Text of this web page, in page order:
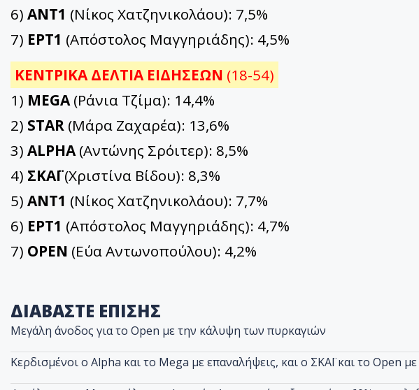
6) ΑΝΤ1 (Νίκος Χατζηνικολάου): 7,5%
7) ΕΡΤ1 (Απόστολος Μαγγηριάδης): 4,5%
ΚΕΝΤΡΙΚΑ ΔΕΛΤΙΑ ΕΙΔΗΣΕΩΝ (18-54)
1) MEGA(Ράνια Τζίμα): 14,4%
2) STAR (Μάρα Ζαχαρέα): 13,6%
3) ALPHA(Αντώνης Σρόιτερ): 8,5%
4) ΣΚΑΪ(Χριστίνα Βίδου): 8,3%
5) ΑΝΤ1 (Νίκος Χατζηνικολάου): 7,7%
6) ΕΡΤ1 (Απόστολος Μαγγηριάδης): 4,7%
7) OPEN (Εύα Αντωνοπούλου): 4,2%
ΔΙΑΒΑΣΤΕ ΕΠΙΣΗΣ
Μεγάλη άνοδος για το Open με την κάλυψη των πυρκαγιών
Κερδισμένοι ο Alpha και το Mega με επαναλήψεις, και ο ΣΚΑΪ και το Open